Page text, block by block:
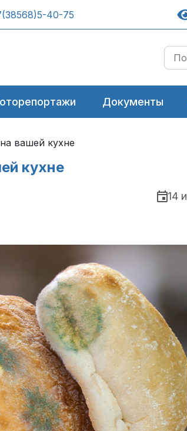
40-75
Документы
вашей кухне
кухне
14